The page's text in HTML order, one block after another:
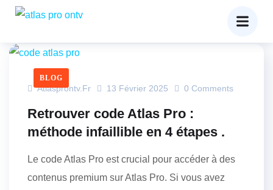
BLOG
Atlasprontv.fr 13 Février 2025 0 Comments
Retrouver code Atlas Pro :
méthode infaillible en 4 étapes .
Le code Atlas Pro est crucial pour accéder à des
contenus premium sur Atlas Pro. Si vous avez